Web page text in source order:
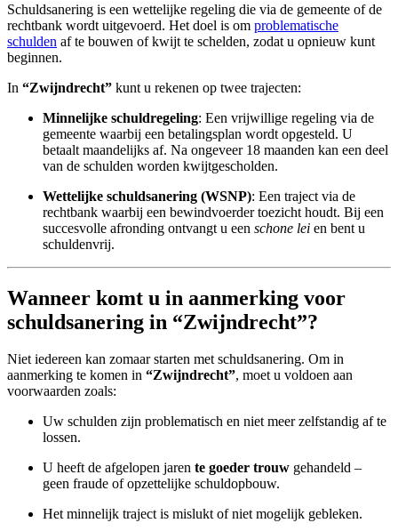
Schuldsanering is een wettelijke regeling die via de gemeente of de
rechtbank wordt uitgevoerd. Het doel is om problematische
schulden af te bouwen of kwijt te schelden, zodat u opnieuw kunt
beginnen.
In “Zwijndrecht” kunt u rekenen op twee trajecten:
Minnelijke schuldregeling: Een vrijwillige regeling via de
gemeente waarbij een betalingsplan wordt opgesteld. U
betaalt maandelijks af. Na ongeveer 18 maanden kan een deel
van de schulden worden kwijtgescholden.
Wettelijke schuldsanering (WSNP): Een traject via de
rechtbank waarbij een bewindvoerder toezicht houdt. Bij een
succesvolle afronding ontvangt u een schone lei en bent u
schuldenvrij.
Wanneer komt u in aanmerking voor
schuldsanering in “Zwijndrecht”?
Niet iedereen kan zomaar starten met schuldsanering. Om in
aanmerking te komen in “Zwijndrecht”, moet u voldoen aan
voorwaarden zoals:
Uw schulden zijn problematisch en niet meer zelfstandig af te
lossen.
U heeft de afgelopen jaren te goeder trouw gehandeld –
geen fraude of opzettelijke schuldopbouw.
Het minnelijk traject is mislukt of niet mogelijk gebleken.